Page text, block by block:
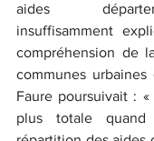
aides
insuffisamment
compréhension de
communes urbaines
Faure poursuivait :
plus totale